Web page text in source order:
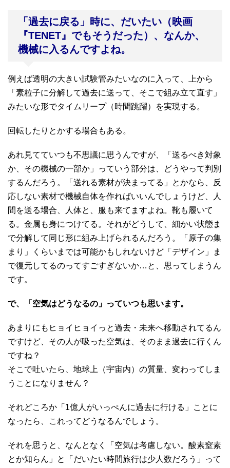
「過去に戻る」時に、だいたい（映画
『TENET』でもそうだった）、なんか、
機械に入るんですよね。
例えば透明の大きい試験管みたいなのに入って、上から
「素粒子に分解して過去に送って、そこで組み立て直す」
みたいな形でタイムリープ（時間跳躍）を実現する。
回転したりとかする場合もある。
あれ見てていつも不思議に思うんですが、「送るべき対象
か、その機械の一部か」っていう部分は、どうやって判別
するんだろう。「送れる素材が決まってる」とかなら、反
応しない素材で機械自体を作ればいいんでしょうけど、人
間を送る場合、人体と、服も来てますよね。靴も履いて
る。金属も身につけてる。それがどうして、細かい状態ま
で分解して同じ形に組み上げられるんだろう。「原子の集
まり」くらいまでは可能かもしれないけど「デザイン」ま
で復元してるのってすごすぎないか…と、思ってしまうん
です。
で、「空気はどうなるの」っていつも思います。
あまりにもヒョイヒョイっと過去・未来へ移動されてるん
ですけど、その人が吸った空気は、そのまま過去に行くん
ですね？
そこで吐いたら、地球上（宇宙内）の質量、変わってしま
うことになりません？
それどころか「1億人がいっぺんに過去に行ける」ことに
なったら、これってどうなるんでしょう。
それを思うと、なんとなく「空気は考慮しない。酸素窒素
とか知らん」と「だいたい時間旅行は少人数だろう」って